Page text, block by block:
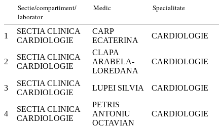
Sectie/compartiment/
laborator
Medic Specialitate
1
SECTIA CLINICA
CARDIOLOGIE
CARP
ECATERINA
CARDIOLOGIE
2
SECTIA CLINICA
CARDIOLOGIE
CLAPA
ARABELA-
LOREDANA
CARDIOLOGIE
3
SECTIA CLINICA
CARDIOLOGIE
LUPEI SILVIA CARDIOLOGIE
4
SECTIA CLINICA
CARDIOLOGIE
PETRIS
ANTONIU
OCTAVIAN
CARDIOLOGIE